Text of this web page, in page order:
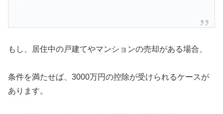
もし、居住中の戸建てやマンションの売却がある場合、
条件を満たせば、3000万円の控除が受けられるケースが
あります。